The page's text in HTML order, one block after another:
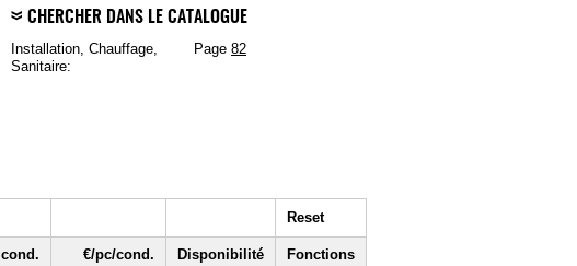
CHERCHER DANS LE CATALOGUE
Installation, Chauffage,
Sanitaire:
Page 82
Reset
cond. €/pc/cond. Disponibilité Fonctions